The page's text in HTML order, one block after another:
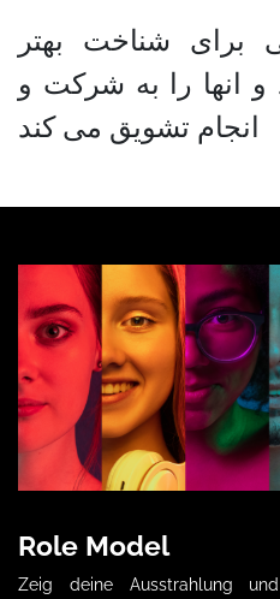
برای شناخت بهتر
انها را به شرکت و
انجام تشویق می کند
Role Model
Zeig deine Ausstrahlung